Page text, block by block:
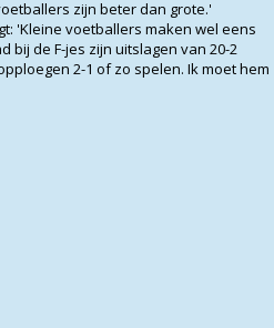
zijn beter dan grote.'
'Kleine voetballers maken wel eens
bij de F-jes zijn uitslagen van 20-2
2-1 of zo spelen. Ik moet hem